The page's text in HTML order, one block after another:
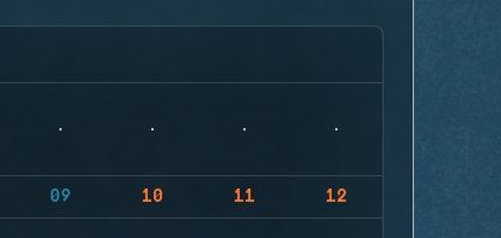
09 10 11 12